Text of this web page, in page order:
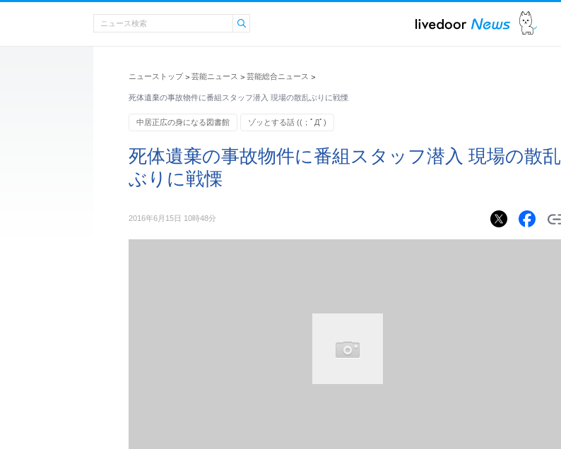
ニューストップ > 芸能ニュース > 芸能総合ニュース >
死体遺棄の事故物件に番組スタッフ潜入 現場の散乱ぶりに戦慄
中居正広の身になる図書館 ゾッとする話 ((；ﾟДﾟ)
死体遺棄の事故物件に番組スタッフ潜入 現場の散乱
ぶりに戦慄
2016年6月15日 10時48分